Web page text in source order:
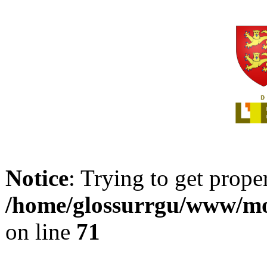
Notice: Trying to get
/home/glossurrgu/www/
on line 71